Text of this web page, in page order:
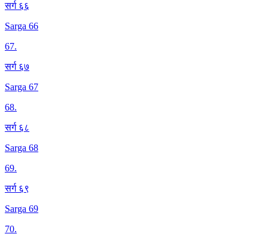
सर्ग ६६
Sarga 66
67.
सर्ग ६७
Sarga 67
68.
सर्ग ६८
Sarga 68
69.
सर्ग ६९
Sarga 69
70.